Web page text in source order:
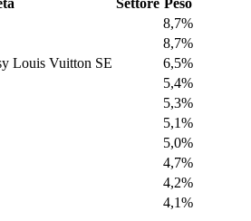
8,7%
8,7%
Louis Vuitton SE
6,5%
5,4%
5,3%
5,1%
5,0%
4,7%
4,2%
4,1%